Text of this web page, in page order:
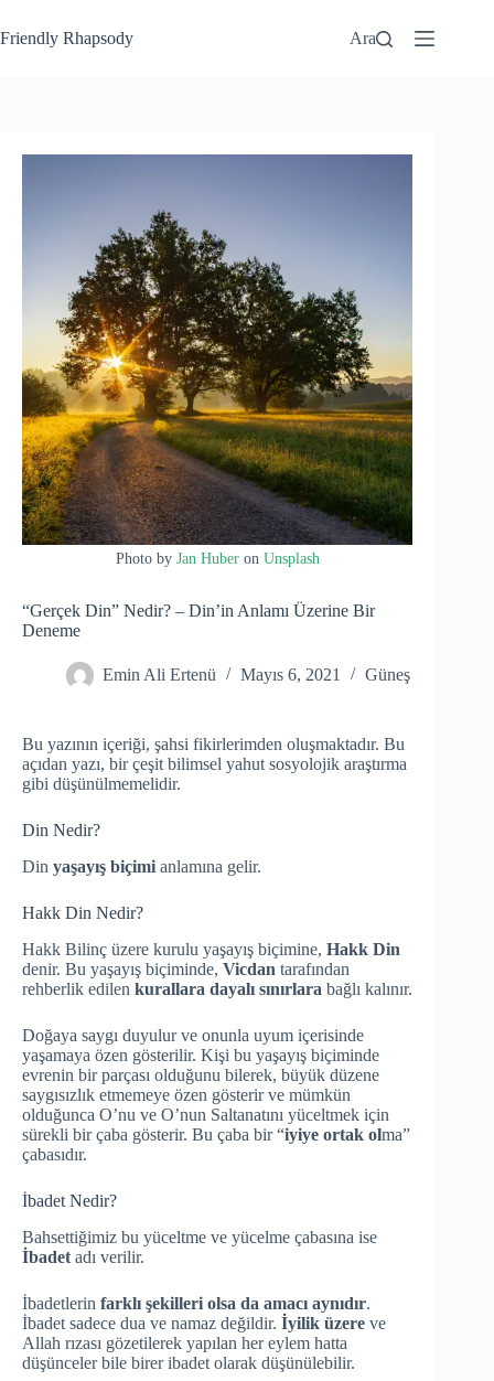
Friendly Rhapsody Ara
Photo by Jan Huberon Unsplash
“Gerçek Din” Nedir? – Din’in Anlamı Üzerine Bir
Deneme
Emin Ali Ertenü Mayıs 6, 2021 Güneş
Bu yazının içeriği, şahsi fikirlerimden oluşmaktadır. Bu
açıdan yazı, bir çeşit bilimsel yahut sosyolojik araştırma
gibi düşünülmemelidir.
Din Nedir?
Din yaşayış biçimi anlamına gelir.
Hakk Din Nedir?
Hakk Bilinç üzere kurulu yaşayış biçimine, Hakk Din
denir. Bu yaşayış biçiminde, Vicdan tarafından
rehberlik edilen kurallara dayalı sınırlara bağlı kalınır.
Doğaya saygı duyulur ve onunla uyum içerisinde
yaşamaya özen gösterilir. Kişi bu yaşayış biçiminde
evrenin bir parçası olduğunu bilerek, büyük düzene
saygısızlık etmemeye özen gösterir ve mümkün
olduğunca O’nu ve O’nun Saltanatını yüceltmek için
sürekli bir çaba gösterir. Bu çaba bir “iyiye ortak olma”
çabasıdır.
İbadet Nedir?
Bahsettiğimiz bu yüceltme ve yücelme çabasına ise
İbadet adı verilir.
İbadetlerin farklı şekilleri olsa da amacı aynıdır.
İbadet sadece dua ve namaz değildir. İyilik üzere ve
Allah rızası gözetilerek yapılan her eylem hatta
düşünceler bile birer ibadet olarak düşünülebilir.